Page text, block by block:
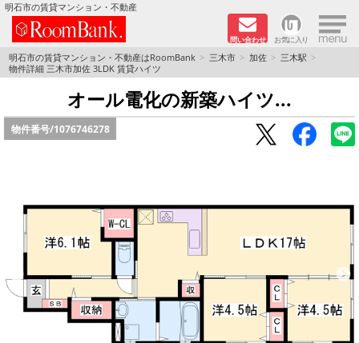
明石市の賃貸マンション・不動産
問い合わせ お気に入り ×
TOPページ
分譲マンションシリーズ
リノベーション物件
オートロック付き物件特集
路線·駅から探す
地域から探す
地図から探す
明石市の賃貸マンション・不動産はRoomBank 三木市 加佐
三木駅
物件詳細 三木市加佐 3LDK 賃貸ハイツ
オール電化の新築ハイツ...
物件番号/1076746278